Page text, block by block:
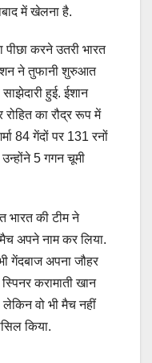
में खेलना है.
करने उतरी भारत
ने तुफानी शुरुआत
हुई. ईशान
का रौद्र रूप में
84 गेंदों पर 131 रनों
उन्होंने 5 गगन चूमी
भारत की टीम ने
अपने नाम कर लिया.
गेंदबाज अपना जौहर
करामाती खान
लेकिन वो भी मैच नहीं
किया.